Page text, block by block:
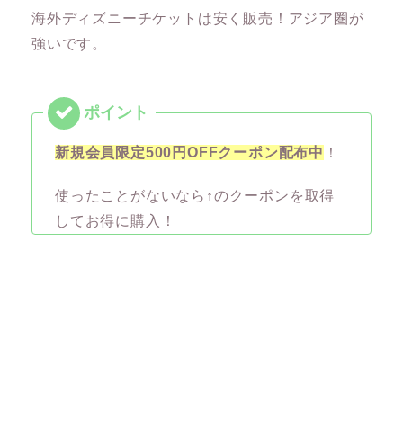
海外ディズニーチケットは安く販売！アジア圏が
強いです。
新規会員限定500円OFFクーポン配布中 ！
使ったことがないなら↑のクーポンを取得
してお得に購入！